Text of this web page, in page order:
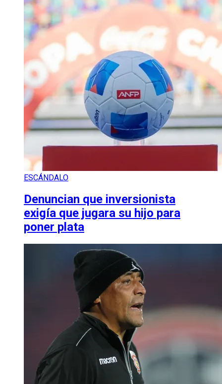
ESCÁNDALO
Denuncian que inversionista
exigía que jugara su hijo para
poner plata